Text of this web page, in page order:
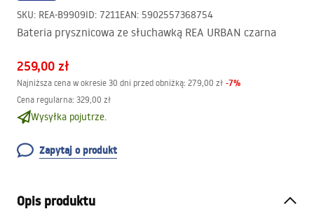
SKU: REA-B9909ID: 7211EAN: 5902557368754
Bateria prysznicowa ze słuchawką REA URBAN czarna
259,00 zł
Najniższa cena w okresie 30 dni przed obniżką: 279,00 zł -7%
Cena regularna: 329,00 zł
Wysyłka pojutrze.
Zapytaj o produkt
Opis produktu